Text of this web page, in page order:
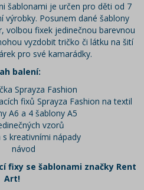
šablonami je určen pro děti od 7
výrobky. Posunem dané šablony
volbou fixek jedinečnou barevnou
vyzdobit tričko či látku na šití
pro své kamarádky.
balení:
Sprayza Fashion
fixů Sprayza Fashion na textil
A6 a 4 šablony A5
vzorů
s kreativními nápady
návod
fixy se šablonami značky Rent
Art!